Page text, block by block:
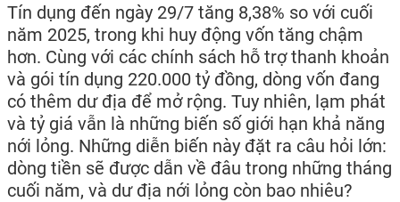
Tín dụng đến ngày 29/7 tăng 8,38% so với cuối
năm 2025, trong khi huy động vốn tăng chậm
hơn. Cùng với các chính sách hỗ trợ thanh khoản
và gói tín dụng 220.000 tỷ đồng, dòng vốn đang
có thêm dư địa để mở rộng. Tuy nhiên, lạm phát
và tỷ giá vẫn là những biến số giới hạn khả năng
nới lỏng. Những diễn biến này đặt ra câu hỏi lớn:
dòng tiền sẽ được dẫn về đâu trong những tháng
cuối năm, và dư địa nới lỏng còn bao nhiêu?